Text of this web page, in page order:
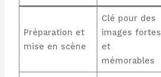
Préparation et
mise en scène
Clé pour des
images fortes
et
mémorables